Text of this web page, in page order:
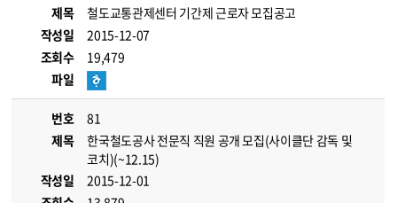
제목
철도교통관제센터 기간제 근로자 모집공고
작성일
2015-12-07
조회수
19,479
파일
번호
81
제목
한국철도공사 전문직 직원 공개 모집(사이클단 감독 및
코치)(~12.15)
작성일
2015-12-01